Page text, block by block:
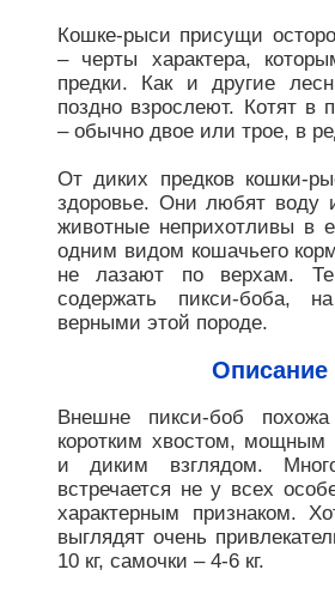
Кошке-рыси присущи
– черты характера,
предки. Как и другие
поздно взрослеют. Котят в
– обычно двое или трое, в
От диких предков кошки-
здоровье. Они любят воду
животные неприхотливы в
одним видом кошачьего
не лазают по верхам.
содержать пикси-боба,
верными этой породе.
Внешне пикси-боб
коротким хвостом, мощным
и диким взглядом.
встречается не у всех
характерным признаком.
выглядят очень
10 кг, самочки – 4-6 кг.